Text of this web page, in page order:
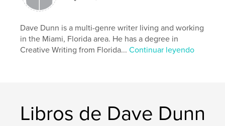
Dave Dunn is a multi-genre writer living and working
in the Miami, Florida area. He has a degree in
Creative Writing from Florida...Continuar leyendo
Libros de Dave Dunn